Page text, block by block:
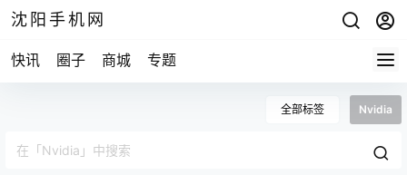
沈阳手机网
快讯 圈子 商城 专题
全部标签 Nvidia